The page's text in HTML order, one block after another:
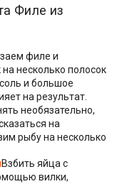
Филе из
филе и
несколько полосок
и большое
на результат.
необязательно,
на
рыбу на несколько
Взбить яйца с
вилки,